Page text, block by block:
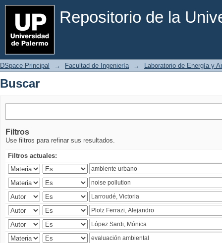
Repositorio de la
Buscar
DSpace Principal → Facultad de Ingeniería → Laboratorio de Energía y
Buscar
Filtros
Use filtros para refinar sus resultados.
Filtros actuales: